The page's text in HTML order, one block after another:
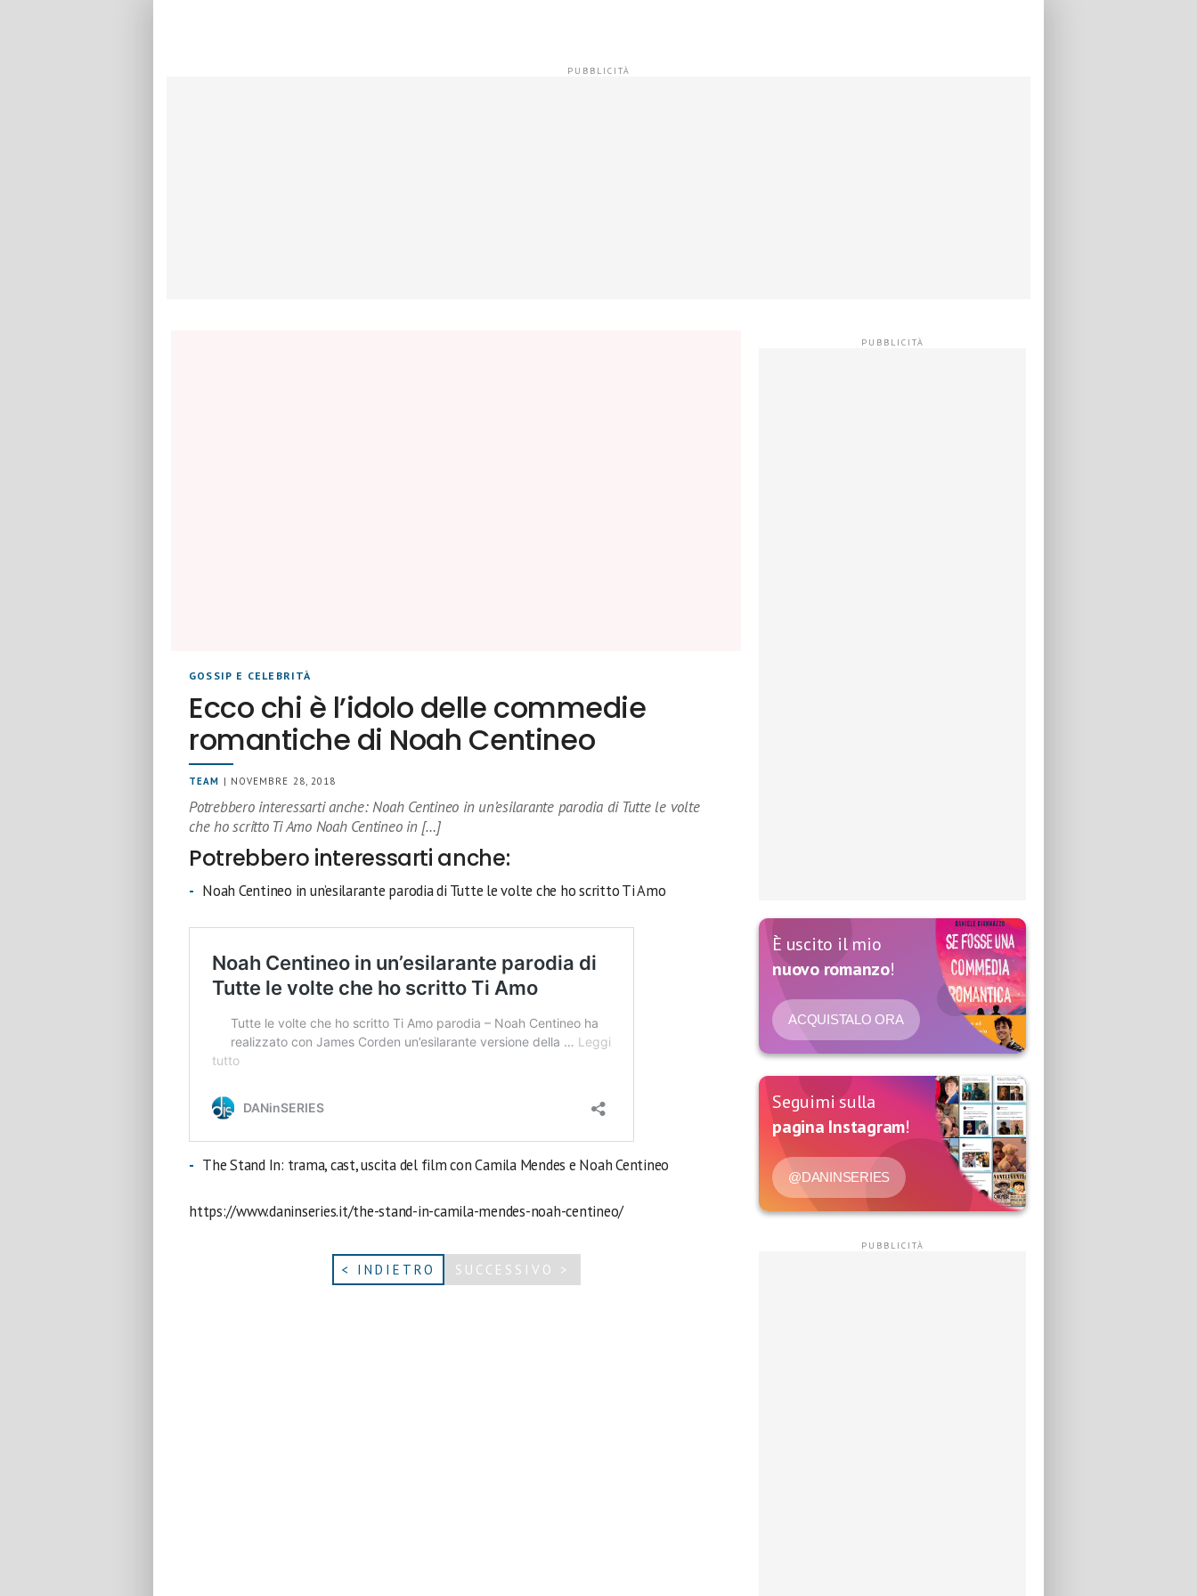
GOSSIP E CELEBRITÀ
Ecco chi è l’idolo delle commedie
romantiche di Noah Centineo
TEAM | NOVEMBRE 28, 2018
Potrebbero interessarti anche: Noah Centineo in un’esilarante parodia di Tutte le volte
che ho scritto Ti Amo Noah Centineo in […]
Potrebbero interessarti anche:
Noah Centineo in un’esilarante parodia di Tutte le volte che ho scritto Ti Amo
The Stand In: trama, cast, uscita del film con Camila Mendes e Noah Centineo
https://www.daninseries.it/the-stand-in-camila-mendes-noah-centineo/
< INDIETRO SUCCESSIVO >
È uscito il mio
nuovo romanzo!
ACQUISTALO ORA
Seguimi sulla
pagina Instagram!
@DANINSERIES